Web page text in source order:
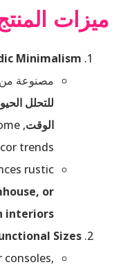
ميزات
Minimalism
مصنوعة من
للتحلل
الوقت
trends.
rustic
or
interiors
Sizes
consoles,